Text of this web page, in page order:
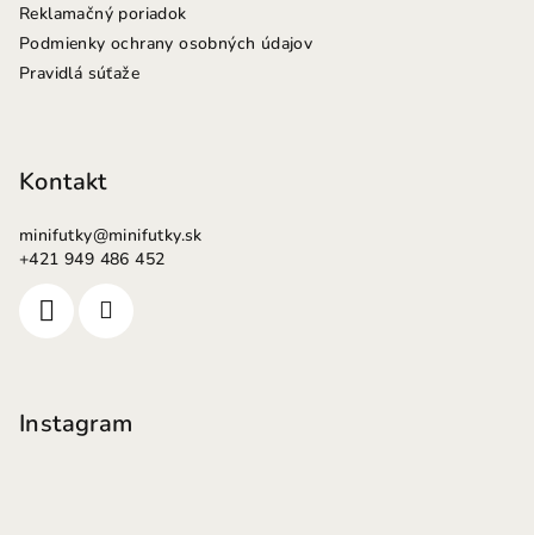
Reklamačný poriadok
Podmienky ochrany osobných údajov
Pravidlá súťaže
Kontakt
minifutky@minifutky.sk
+421 949 486 452
Instagram